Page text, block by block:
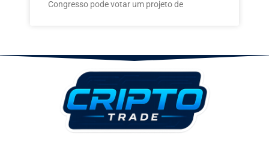
Congresso pode votar um projeto de